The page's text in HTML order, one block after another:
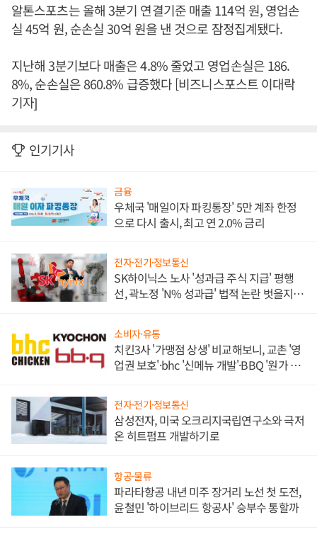
알톤스포츠는 올해 3분기 연결기준 매출 114억 원, 영업손
실 45억 원, 순손실 30억 원을 낸 것으로 잠정집계됐다.
지난해 3분기보다 매출은 4.8% 줄었고 영업손실은 186.
8%, 순손실은 860.8% 급증했다 [비즈니스포스트 이대락
기자]
인기기사
금융
우체국 '매일이자 파킹통장' 5만 계좌 한정
으로 다시 출시, 최고 연 2.0% 금리
전자·전기·정보통신
SK하이닉스 노사 '성과급 주식 지급' 평행
선, 곽노정 'N% 성과급' 법적 논란 벗을지 주
소비자·유통
치킨3사 '가맹점 상생' 비교해보니, 교촌 '영
업권 보호'·bhc '신메뉴 개발'·BBQ '원가 부
전자·전기·정보통신
삼성전자, 미국 오크리지국립연구소와 극저
온 히트펌프 개발하기로
항공·물류
파라타항공 내년 미주 장거리 노선 첫 도전,
윤철민 '하이브리드 항공사' 승부수 통할까